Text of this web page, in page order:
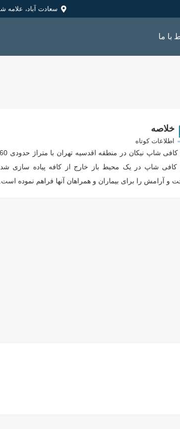
سعادت آباد، علامه شمالی، 22 شمالی، پلاک
با ما
خلاصه
اطلاعات کوتاه
کافی شاپ در یک محیط باز خارج از کافه پیاده سازی
و آرامش را برای بیماران و همراهان آنها فراهم نموده است.